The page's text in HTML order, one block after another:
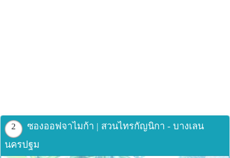
2
ซองออฟจาไมก้า | สวนไทรกัญนิกา - บางเลน
นครปฐม